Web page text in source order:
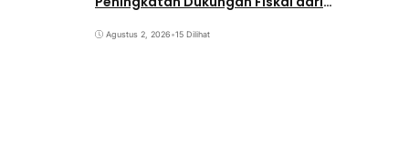
Agustus 2, 2026•15 Dilihat